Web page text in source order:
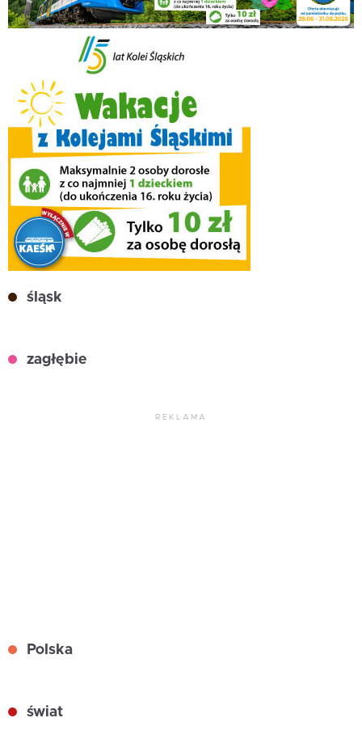
śląsk
zagłębie
REKLAMA
Polska
świat